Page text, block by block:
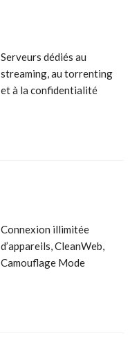
Serveurs dédiés au
streaming, au torrenting
et à la confidentialité
Connexion illimitée
d’appareils, CleanWeb,
Camouflage Mode